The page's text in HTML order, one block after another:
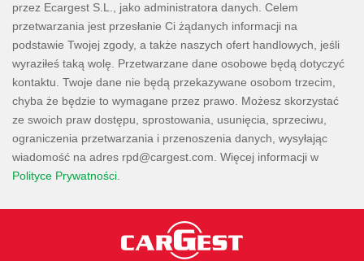
przez Ecargest S.L., jako administratora danych. Celem
przetwarzania jest przesłanie Ci żądanych informacji na
podstawie Twojej zgody, a także naszych ofert handlowych, jeśli
wyraziłeś taką wolę. Przetwarzane dane osobowe będą dotyczyć
kontaktu. Twoje dane nie będą przekazywane osobom trzecim,
chyba że będzie to wymagane przez prawo. Możesz skorzystać
ze swoich praw dostępu, sprostowania, usunięcia, sprzeciwu,
ograniczenia przetwarzania i przenoszenia danych, wysyłając
wiadomość na adres
. Więcej informacji w
Polityce Prywatności